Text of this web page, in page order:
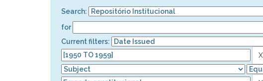
Search:
for
Current filters: